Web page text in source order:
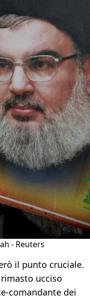
- Reuters
il punto cruciale.
ucciso
comandante dei